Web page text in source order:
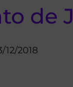
de
12/2018